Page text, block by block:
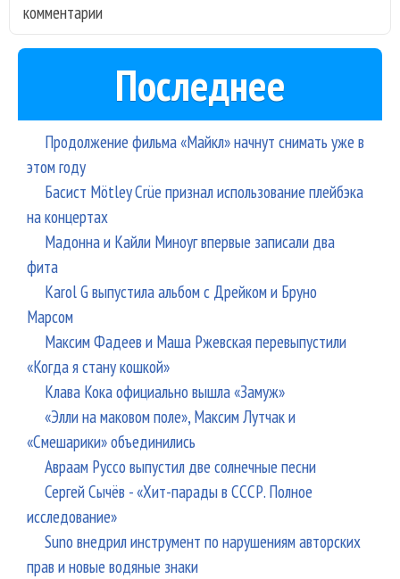
комментарии
Последнее
Продолжение фильма «Майкл» начнут снимать уже в
этом году
Басист Mötley Crüe признал использование плейбэка
на концертах
Мадонна и Кайли Миноуг впервые записали два
фита
Karol G выпустила альбом с Дрейком и Бруно
Марсом
Максим Фадеев и Маша Ржевская перевыпустили
«Когда я стану кошкой»
Клава Кока официально вышла «Замуж»
«Элли на маковом поле», Максим Лутчак и
«Смешарики» объединились
Авраам Руссо выпустил две солнечные песни
Сергей Сычёв - «Хит-парады в СССР. Полное
исследование»
Suno внедрил инструмент по нарушениям авторских
прав и новые водяные знаки